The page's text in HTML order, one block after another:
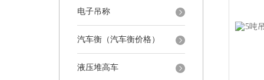
电子吊称
汽车衡（汽车衡价格）
液压堆高车